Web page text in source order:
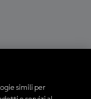
simili per